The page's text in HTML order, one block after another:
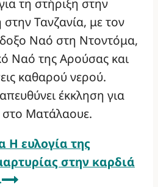
Τανζανία, με τον
Ναό στη Ντοντόμα,
Ναό της Αρούσας και
καθαρού νερού.
έκκληση για
στο Ματάλαουε.
Η ευλογία της
στην καρδιά